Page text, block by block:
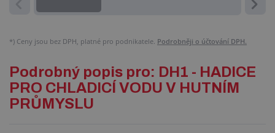
*) Ceny jsou bez DPH, platné pro podnikatele. Podrobněji o účtování DPH.
Podrobný popis pro: DH1 - HADICE
PRO CHLADICÍ VODU V HUTNÍM
PRŮMYSLU